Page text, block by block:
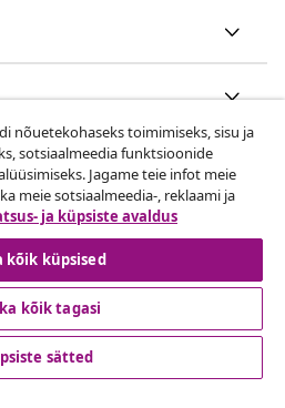
nõuetekohaseks toimimiseks, sisu ja
sotsiaalmeedia funktsioonide
Jagame teie infot meie
meie sotsiaalmeedia-, reklaami ja
ja küpsiste avaldus
kõik küpsised
kõik tagasi
sätted